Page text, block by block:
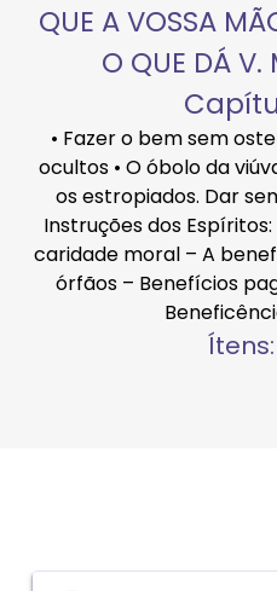
QUE A VOSSA
O QUE DÁ V.
• Fazer o bem sem
ocultos • O óbolo da
os estropiados. Dar
Instruções dos
caridade moral – A
órfãos – Benefícios
Ítens: